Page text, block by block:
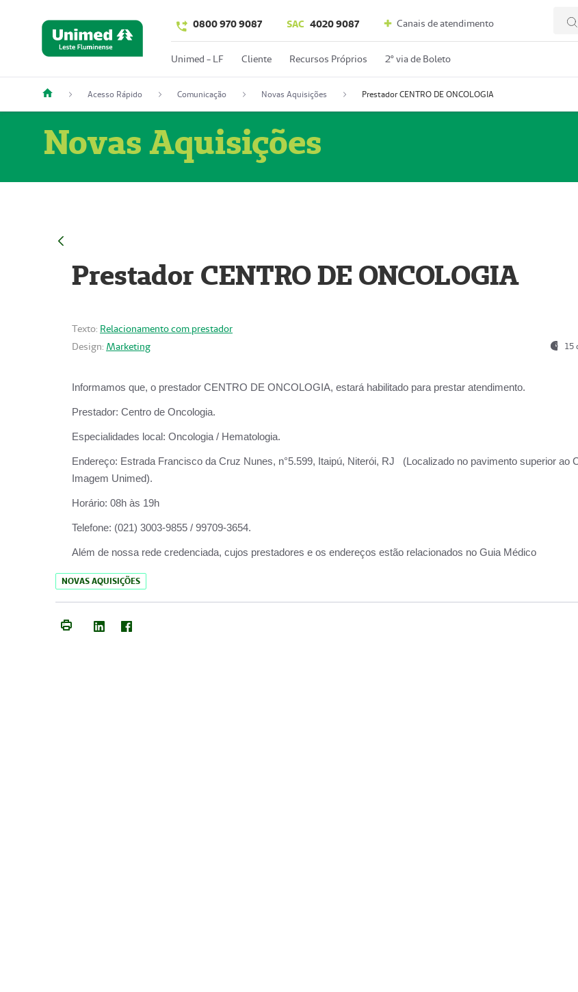
0800 970 9087 SAC 4020 9087 Canais de atendimento
Unimed - LF Cliente Recursos Próprios 2º via de Boleto
Acesso Rápido Comunicação Novas Aquisições Prestador CENTRO DE ONCOLOGIA
Novas Aquisições
Prestador CENTRO DE ONCOLOGIA
Texto: Relacionamento com prestador
Design: Marketing 15
Informamos que, o prestador CENTRO DE ONCOLOGIA, estará habilitado para prestar atendimento.
Prestador: Centro de Oncologia.
Especialidades local: Oncologia / Hematologia.
Endereço: Estrada Francisco da Cruz Nunes, n°5.599, Itaipú, Niterói, RJ (Localizado no pavimento superior ao
Imagem Unimed).
Horário: 08h às 19h
Telefone: (021) 3003-9855 / 99709-3654.
Além de nossa rede credenciada, cujos prestadores e os endereços estão relacionados no Guia Médico
NOVAS AQUISIÇÕES